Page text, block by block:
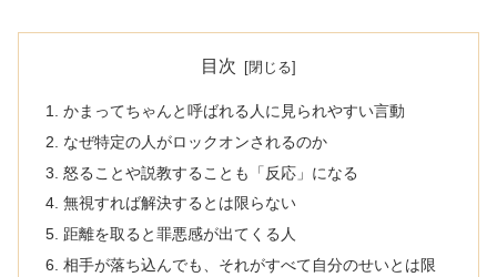
目次
かまってちゃんと呼ばれる人に見られやすい言動
なぜ特定の人がロックオンされるのか
怒ることや説教することも「反応」になる
無視すれば解決するとは限らない
距離を取ると罪悪感が出てくる人
相手が落ち込んでも、それがすべて自分のせいとは限